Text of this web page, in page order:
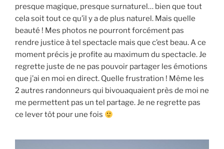
presque magique, presque surnaturel… bien que tout
cela soit tout ce qu’il y a de plus naturel. Mais quelle
beauté ! Mes photos ne pourront forcément pas
rendre justice à tel spectacle mais que c’est beau. A ce
moment précis je profite au maximum du spectacle. Je
regrette juste de ne pas pouvoir partager les émotions
que j’ai en moi en direct. Quelle frustration ! Même les
2 autres randonneurs qui bivouaquaient près de moi ne
me permettent pas un tel partage. Je ne regrette pas
ce lever tôt pour une fois